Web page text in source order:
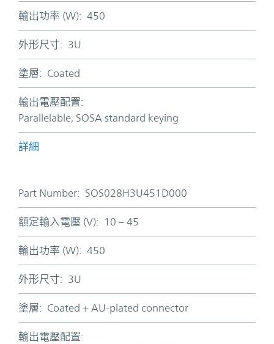
輸出功率 (W): 450
外形尺寸: 3U
塗層: Coated
輸出電壓配置:
Parallelable, SOSA standard keying
詳細
Part Number: SOS028H3U451D000
額定輸入電壓 (V): 10 – 45
輸出功率 (W): 450
外形尺寸: 3U
塗層: Coated + AU-plated connector
輸出電壓配置: